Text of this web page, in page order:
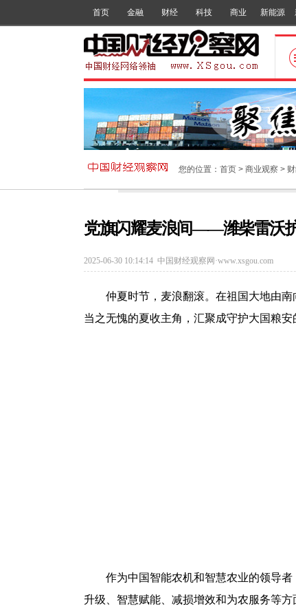
首页 金融 财经 科技 商业 新能源
您的位置： 首页 > 商业观察 >
党旗闪耀麦浪间——潍柴雷沃
2025-06-30 10:14:14 中国财经观察网·www.xsgou.com
仲夏时节，麦浪翻滚。在祖国大地由
当之无愧的夏收主角，汇聚成守护大国粮安
作为中国智能农机和智慧农业的领导
升级、智慧赋能、减损增效和为农服务等